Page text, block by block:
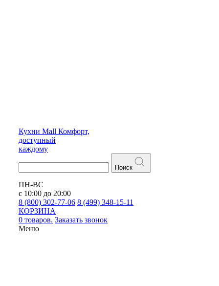
Кухни Mall Комфорт,
доступный
каждому
Поиск
ПН-ВС
с 10:00 до 20:00
8 (800) 302-77-06 8 (499) 348-15-11
КОРЗИНА
0 товаров. Заказать звонок
Меню